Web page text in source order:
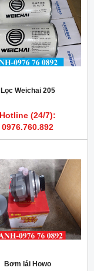
Lọc Weichai 205
Hotline (24/7):
0976.760.892
Bơm lái Howo